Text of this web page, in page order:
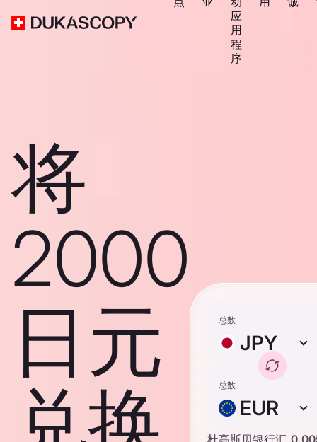
应
用
程
序
将
2000
日元
兑换
总数
JPY
总数
EUR
杜高斯贝银行汇